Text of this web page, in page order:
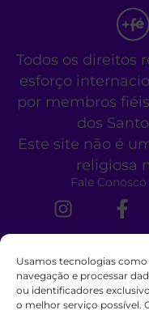
Usamos tecnologias
navegação e processar
ou identificadores
o melhor serviço possível.
Todos os direitos
esforço
por membros
dos
Este site não é
religiosa
Fale Conosco